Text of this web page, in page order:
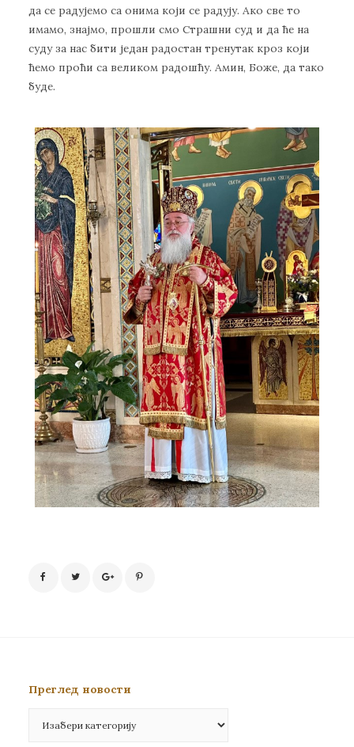
да се радујемо са онима који се радују. Ако све то
имамо, знајмо, прошли смо Страшни суд и да ће на
суду за нас бити један радостан тренутак кроз који
ћемо проћи са великом радошћу. Амин, Боже, да тако
буде.
Преглед новости
новости